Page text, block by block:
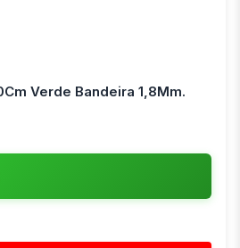
Verde Bandeira 1,8Mm.